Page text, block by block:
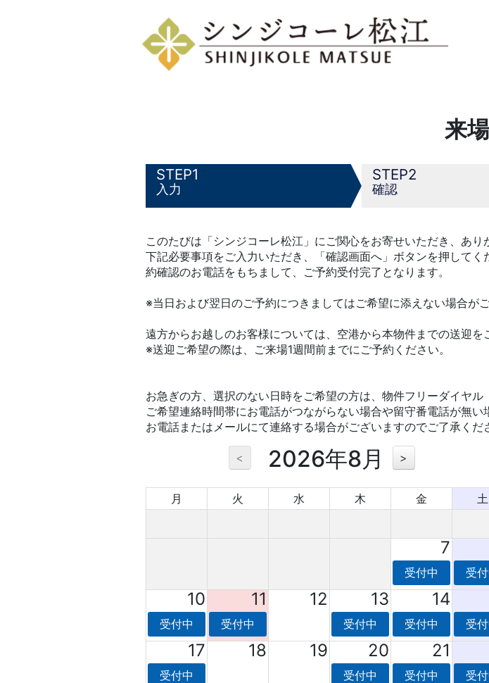
来
1
入力
2
確認
このたびは「シンジコーレ松江」にご関心をお寄せいただき、あり
下記必要事項をご入力いただき、「確認画面へ」ボタンを押して
約確認のお電話をもちまして、ご予約受付完了となります。
※当日および翌日のご予約につきましてはご希望に添えない場合が
遠方からお越しのお客様については、空港から本物件までの送迎を
※送迎ご希望の際は、ご来場1週間前までにご予約ください。
お急ぎの方、選択のない日時をご希望の方は、物件フリーダイヤ
ご希望連絡時間帯にお電話がつながらない場合や留守番電話が無い
お電話またはメールにて連絡する場合がございますのでご了承くだ
< 2026年8月 >
月 火 水 木 金 土
7
受付中 受
10 11 12 13 14
受付中 受付中 受付中 受付中 受
17 18 19 20 21
受付中 受付中 受付中 受